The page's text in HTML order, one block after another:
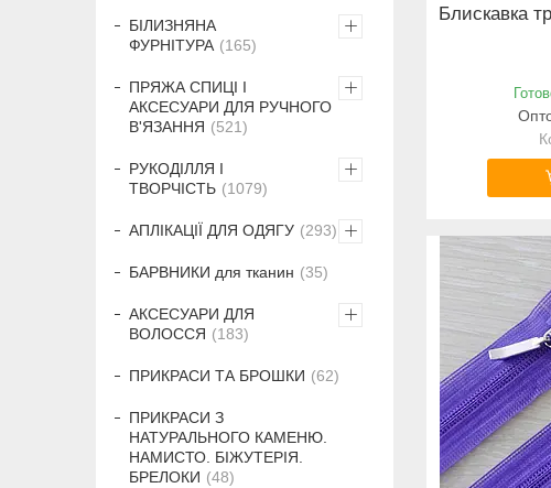
Блискавка
БІЛИЗНЯНА
ФУРНІТУРА
165
ПРЯЖА СПИЦІ І
АКСЕСУАРИ ДЛЯ РУЧНОГО
В'ЯЗАННЯ
521
РУКОДІЛЛЯ І
ТВОРЧІСТЬ
1079
АПЛІКАЦІЇ ДЛЯ ОДЯГУ 293
БАРВНИКИ для тканин 35
АКСЕСУАРИ ДЛЯ
ВОЛОССЯ
183
ПРИКРАСИ ТА БРОШКИ 62
ПРИКРАСИ З
НАТУРАЛЬНОГО КАМЕНЮ.
НАМИСТО. БІЖУТЕРІЯ.
БРЕЛОКИ
48